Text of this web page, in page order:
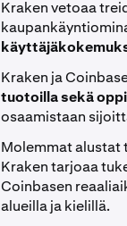
Kraken vetoaa
Kraken ja
tuotoilla sekä
osaamistaan
Molemmat alustat
Kraken tarjoaa
Coinbasen
alueilla ja kielillä.